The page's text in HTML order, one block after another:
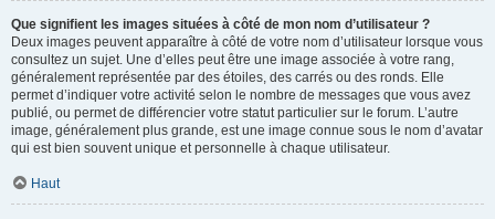
Que signifient les images situées à côté de mon nom d’utilisateur ?
Deux images peuvent apparaître à côté de votre nom d’utilisateur lorsque vous
consultez un sujet. Une d’elles peut être une image associée à votre rang,
généralement représentée par des étoiles, des carrés ou des ronds. Elle
permet d’indiquer votre activité selon le nombre de messages que vous avez
publié, ou permet de différencier votre statut particulier sur le forum. L’autre
image, généralement plus grande, est une image connue sous le nom d’avatar
qui est bien souvent unique et personnelle à chaque utilisateur.
Haut